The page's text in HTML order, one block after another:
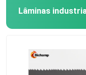
Lâminas